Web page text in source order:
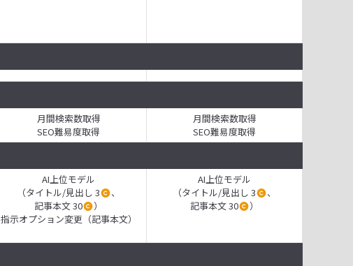
月間検索数取得
SEO難易度取得
月間検索数取得
SEO難易度取得
AI上位モデル
（タイトル/見出し 3
、
記事本文 30
）
指示オプション変更（記事本文）
AI上位モデル
（タイトル/見出し 3
、
記事本文 30
）